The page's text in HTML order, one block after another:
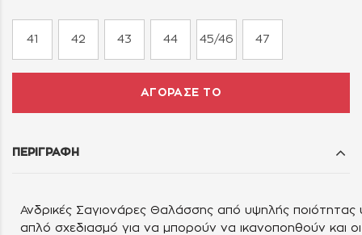
41 42 43 44 45/46 47
ΑΓΟΡΑΣΕ ΤΟ
ΠΕΡΙΓΡΑΦΗ
Ανδρικές Σαγιονάρες Θαλάσσης από υψηλής ποιότητας
απλό σχεδιασμό για να μπορούν να ικανοποηθούν και οι